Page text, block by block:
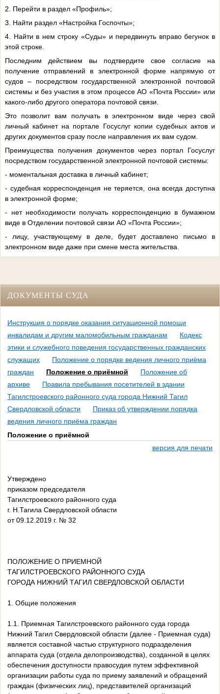
2. Перейти в раздел «Профиль»;
3. Найти раздел «Настройка Госпочты»;
4. Найти в нем строку «Суды» и передвинуть вправо бегунок в
этой строке.
Последним действием вы подтвердите свое согласие на
получение отправлений в электронной форме напрямую от
судов – посредством государственной электронной почтовой
системы и без участия в этом процессе АО «Почта России» или
какого-либо другого оператора почтовой связи.
Это позволит вам получать в электронном виде через свой
личный кабинет на портале Госуслуг копии судебных актов и
других документов сразу после направления их вам судом.
Преимущества получения документов через портал Госуслуг
посредством государственной электронной почтовой системы:
- моментальная доставка в личный кабинет;
- судебная корреспонденция не теряется, она всегда доступна
в электронной форме;
- нет необходимости получать корреспонденцию в бумажном
виде в Отделении почтовой связи АО «Почта России»;
- лицу, участвующему в деле, будет доставлено письмо в
электронном виде даже при смене места жительства.
ДОКУМЕНТЫ СУДА
Инструкция о порядке оказания ситуационной помощи
инвалидам и другим маломобильным гражданам
Кодекс
этики и служебного поведения государственных гражданских
служащих
Положение о порядке ведения личного приёма
граждан
Положение о приёмной
Положение об
архиве
Правила пребывания посетителей в здании
Тагилстроевского районного суда города Нижний Тагил
Свердловской области
Приказ об утверждении порядка
ведения личного приёма граждан
Положение о приёмной
версия для печати
Утверждено
приказом председателя
Тагилстроевского районного суда
г. Н.Тагила Свердловской области
от 09.12.2019 г. № 32
ПОЛОЖЕНИЕ О ПРИЕМНОЙ
ТАГИЛСТРОЕВСКОГО РАЙОННОГО СУДА
ГОРОДА НИЖНИЙ ТАГИЛ СВЕРДЛОВСКОЙ ОБЛАСТИ
1. Общие положения
1.1. Приемная Тагилстроевского районного суда города
Нижний Тагил Свердловской области (далее - Приемная суда)
является составной частью структурного подразделения
аппарата суда (отдела делопроизводства), созданной в целях
обеспечения доступности правосудия путем эффективной
организации работы суда по приему заявлений и обращений
граждан (физических лиц), представителей организаций